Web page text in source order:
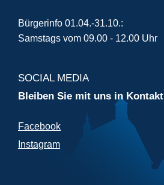
Bürgerinfo 01.04.-31.10.:
Samstags vom 09.00 - 12.00 Uhr
SOCIAL MEDIA
Bleiben Sie mit uns in Kontakt
Facebook
Instagram